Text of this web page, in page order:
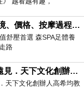
招牌森雞湯課程腳底+指壓體驗！環境、價格、按摩過程全紀錄，森SPA足體養生館松江館最新價格表
舒壓首選 森SPA足體養
路
我最敬愛的老闆、遠見．天下文化創辦人高希均教授
天下文化創辦人高希均教